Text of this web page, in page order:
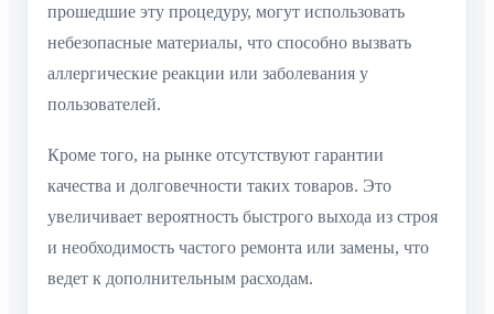
прошедшие эту процедуру, могут использовать
небезопасные материалы, что способно вызвать
аллергические реакции или заболевания у
пользователей.
Кроме того, на рынке отсутствуют гарантии
качества и долговечности таких товаров. Это
увеличивает вероятность быстрого выхода из строя
и необходимость частого ремонта или замены, что
ведет к дополнительным расходам.